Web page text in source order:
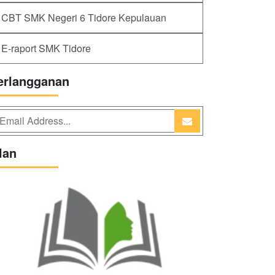
CBT SMK Negeri 6 Tidore Kepulauan
E-raport SMK Tidore